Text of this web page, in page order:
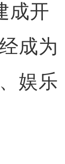
成开
成为
娱乐